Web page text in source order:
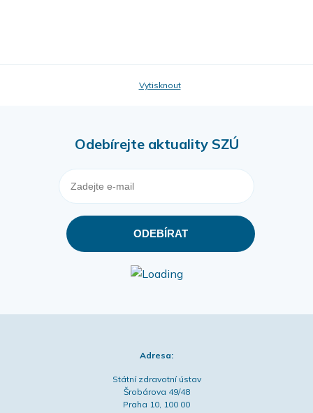
Vytisknout
Odebírejte aktuality SZÚ
Adresa:
Státní zdravotní ústav
Šrobárova 49/48
Praha 10, 100 00